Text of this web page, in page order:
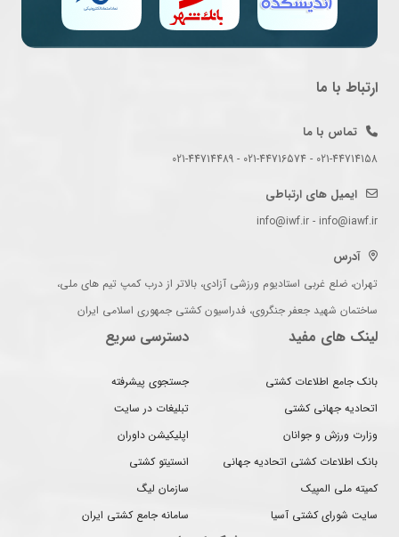
ارتباط با ما
تماس با ما
021-44714158 - 021-44716574 - 021-44714489
ایمیل های ارتباطی
info@iwf.ir - info@iawf.ir
آدرس
تهران، ضلع غربی استادیوم ورزشی آزادی، بالاتر از درب کمپ تیم های ملی،
ساختمان شهید جعفر جنگروی، فدراسیون کشتی جمهوری اسلامی ایران
لینک های مفید
بانک جامع اطلاعات کشتی
اتحادیه جهانی کشتی
وزارت ورزش و جوانان
بانک اطلاعات کشتی اتحادیه جهانی
کمیته ملی المپیک
سایت شورای کشتی آسیا
دسترسی سریع
جستجوی پیشرفته
تبلیغات در سایت
اپلیکیشن داوران
انستیتو کشتی
سازمان لیگ
سامانه جامع کشتی ایران